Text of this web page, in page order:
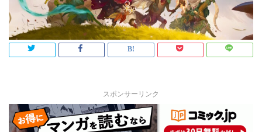
スポンサーリンク